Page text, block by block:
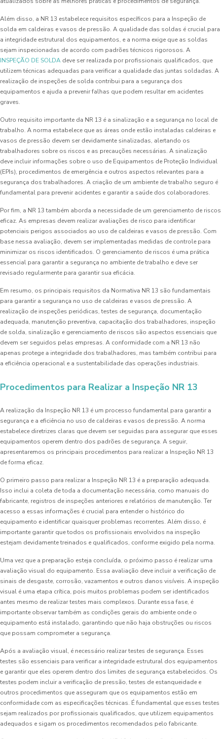
Além disso, a NR 13 estabelece requisitos específicos para a Inspeção de
solda em caldeiras e vasos de pressão. A qualidade das soldas é crucial para
a integridade estrutural dos equipamentos, e a norma exige que as soldas
sejam inspecionadas de acordo com padrões técnicos rigorosos. A
INSPEÇÃO DE SOLDA deve ser realizada por profissionais qualificados, que
utilizem técnicas adequadas para verificar a qualidade das juntas soldadas. A
realização de inspeções de solda contribui para a segurança dos
equipamentos e ajuda a prevenir falhas que podem resultar em acidentes
graves.
Outro requisito importante da NR 13 é a sinalização e a segurança no local de
trabalho. A norma estabelece que as áreas onde estão instaladas caldeiras e
vasos de pressão devem ser devidamente sinalizadas, alertando os
trabalhadores sobre os riscos e as precauções necessárias. A sinalização
deve incluir informações sobre o uso de Equipamentos de Proteção Individual
(EPIs), procedimentos de emergência e outros aspectos relevantes para a
segurança dos trabalhadores. A criação de um ambiente de trabalho seguro é
fundamental para prevenir acidentes e garantir a saúde dos colaboradores.
Por fim, a NR 13 também aborda a necessidade de um gerenciamento de riscos
eficaz. As empresas devem realizar avaliações de risco para identificar
potenciais perigos associados ao uso de caldeiras e vasos de pressão. Com
base nessa avaliação, devem ser implementadas medidas de controle para
minimizar os riscos identificados. O gerenciamento de riscos é uma prática
essencial para garantir a segurança no ambiente de trabalho e deve ser
revisado regularmente para garantir sua eficácia.
Em resumo, os principais requisitos da Normativa NR 13 são fundamentais
para garantir a segurança no uso de caldeiras e vasos de pressão. A
realização de inspeções periódicas, testes de segurança, documentação
adequada, manutenção preventiva, capacitação dos trabalhadores, inspeção
de solda, sinalização e gerenciamento de riscos são aspectos essenciais que
devem ser seguidos pelas empresas. A conformidade com a NR 13 não
apenas protege a integridade dos trabalhadores, mas também contribui para
a eficiência operacional e a sustentabilidade das operações industriais.
Procedimentos para Realizar a Inspeção NR 13
A realização da Inspeção NR 13 é um processo fundamental para garantir a
segurança e a eficiência no uso de caldeiras e vasos de pressão. A norma
estabelece diretrizes claras que devem ser seguidas para assegurar que esses
equipamentos operem dentro dos padrões de segurança. A seguir,
apresentaremos os principais procedimentos para realizar a Inspeção NR 13
de forma eficaz.
O primeiro passo para realizar a Inspeção NR 13 é a preparação adequada.
Isso inclui a coleta de toda a documentação necessária, como manuais do
fabricante, registros de inspeções anteriores e relatórios de manutenção. Ter
acesso a essas informações é crucial para entender o histórico do
equipamento e identificar quaisquer problemas recorrentes. Além disso, é
importante garantir que todos os profissionais envolvidos na inspeção
estejam devidamente treinados e qualificados, conforme exigido pela norma.
Uma vez que a preparação esteja concluída, o próximo passo é realizar uma
avaliação visual do equipamento. Essa avaliação deve incluir a verificação de
sinais de desgaste, corrosão, vazamentos e outros danos visíveis. A inspeção
visual é uma etapa crítica, pois muitos problemas podem ser identificados
antes mesmo de realizar testes mais complexos. Durante essa fase, é
importante observar também as condições gerais do ambiente onde o
equipamento está instalado, garantindo que não haja obstruções ou riscos
que possam comprometer a segurança.
Após a avaliação visual, é necessário realizar testes de segurança. Esses
testes são essenciais para verificar a integridade estrutural dos equipamentos
e garantir que eles operem dentro dos limites de segurança estabelecidos. Os
testes podem incluir a verificação de pressão, testes de estanqueidade e
outros procedimentos que asseguram que os equipamentos estão em
conformidade com as especificações técnicas. É fundamental que esses testes
sejam realizados por profissionais qualificados, que utilizem equipamentos
adequados e sigam os procedimentos recomendados pelo fabricante.